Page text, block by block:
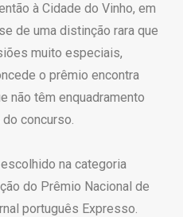
à Cidade do Vinho, em
de uma distinção rara que
muito especiais,
o prêmio encontra
não têm enquadramento
concurso.
na categoria
do Prêmio Nacional de
português Expresso.